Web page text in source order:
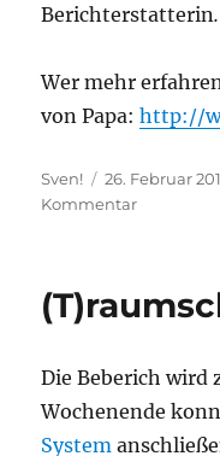
Berichterstatterin.
Wer mehr
von Papa:http://
Autor
Sven!
Veröffentlicht
am
26. Februar
Kommentarzu
Spur.
Die Beberich wird
Wochenende
System